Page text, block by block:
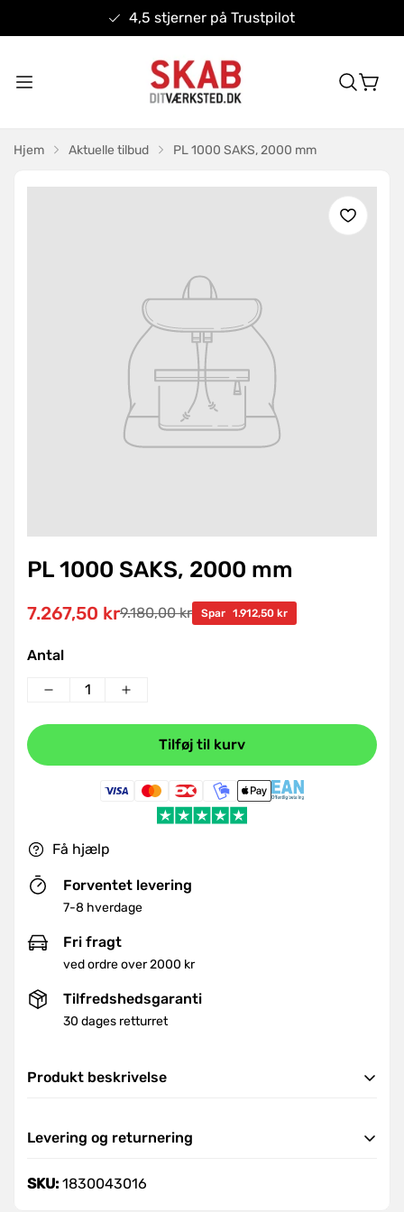
4,5 stjerner på Trustpilot
Hjem Aktuelle tilbud PL 1000 SAKS, 2000 mm
PL 1000 SAKS, 2000 mm
Udsalgspris
7.267,50 kr
Normal
pris
9.180,00 kr Spar 1.912,50 kr
Antal
Tilføj til kurv
Få hjælp
Forventet levering
7-8 hverdage
Fri fragt
ved ordre over 2000 kr
Tilfredshedsgaranti
30 dages retturret
Produkt beskrivelse
Automatisk hurtigløft giver 38 mm løft pr.
belastninger over 150 kg giver et pumpeslag 20
Levering og returnering
Levering
SKU: 1830043016